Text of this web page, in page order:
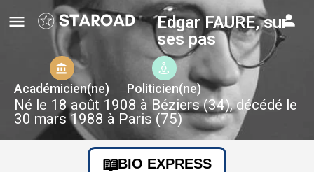
Edgar FAURE, sur
ses pas
Académicien(ne) Politicien(ne)
Né le 18 août 1908 à Béziers (34), décédé le
30 mars 1988 à Paris (75)
BIO EXPRESS